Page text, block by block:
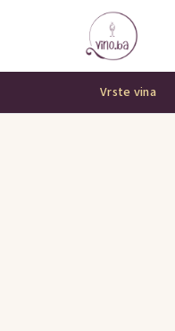
Vrste vina